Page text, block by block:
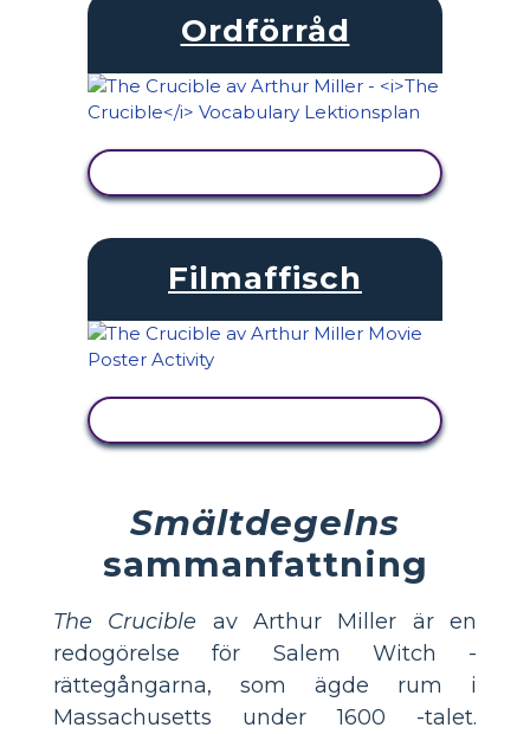
Ordförråd
Filmaffisch
Smältdegelns
sammanfattning
The Crucible av Arthur Miller är en
redogörelse för Salem Witch -
rättegångarna, som ägde rum i
Massachusetts under 1600 -talet.